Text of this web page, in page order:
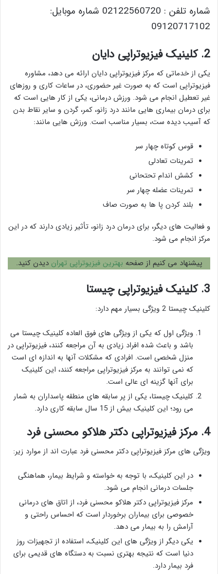
شماره تلفن : 02122560720 شماره موبایل:
09120717102
2. کلینیک فیزیوتراپی دایان
یکی از خدماتی که مرکز فیزیوتراپی دایان ارائه می دهد، مشاوره
فیزیوتراپی است که به صورت غیر حضوری، در ساعات کاری و روزهای
غیر تعطیل انجام می شود. ورزش درمانی، یکی از کار هایی است که
برای درمان بیماری هایی مانند درد زانو، کمر، گردن و سایر نقاط بدن
که آسیب دیده ست، بسیار مناسب است. ورزش هایی مانند:
قوس کوتاه چهار سر
تمرینات تعادلی
کشش اندام تحتحانی
تمرینات عضله چهار سر
بلند کردن پا ها به صورت صاف
و فعالیت های دیگر، برای درمان درد زانو، تأثیر زیادی دارند که در این
مرکز انجام می شود.
پیشنهاد می کنیم از صفحه بهترین فیزیوتراپی تهران دیدن کنید.
3. کلینیک فیزیوتراپی چیستا
کلینیک چیستا 2 ویژگی بسیار مهم دارد:
ویژگی اول که یکی از ویژگی های فوق العاده کلینیک چیستا می
باشد و باعث شده افراد زیادی به آن مراجعه کنند، فیزیوتراپی در
منزل شخصی است. افرادی که مشکلات آنها به اندازه ای است
که نمی توانند به مرکز فیزیوتراپی مراجعه کنند، این کلینیک
برای آنها گزینه ای عالی است.
کلینیک چیستا، یکی از پر سابقه های منطقه پاسداران به شمار
می رود؛ این کلینیک بیش از 15 سال سابقه کاری دارد.
4. مرکز فیزیوتراپی دکتر هلاکو محسنی فرد
ویژگی های مرکز فیزیوتراپی دکتر محسنی فرد عبارت اند از موارد زیر:
در این کلینیک، با توجه به خواسته و شرایط بیمار، هماهنگی
جلسات درمانی انجام می شود.
مرکز فیزیوتراپی دکتر هلاکو محسنی فرد، از اتاق های درمانی
خصوصی برای بیماران برخوردار است که احساس راحتی و
آرامش را به بیمار می دهد.
یکی دیگر از ویژگی های این کلینیک، استفاده از تجهیزات روز
دنیا است که نتیجه بهتری نسبت به دستگاه های قدیمی برای
فرد بیمار دارد.